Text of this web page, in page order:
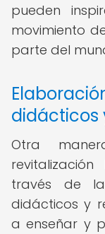
pueden
movimiento
parte del
didácticos
Otra
través de
didácticos y
a enseñar y